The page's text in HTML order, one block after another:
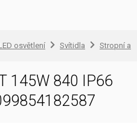
osvětlení Svítidla Stropní a
145W 840 IP66